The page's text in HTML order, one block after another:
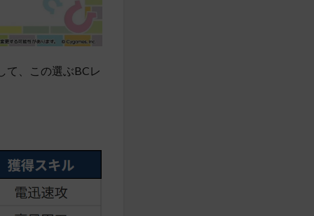
て、この選ぶBCレ